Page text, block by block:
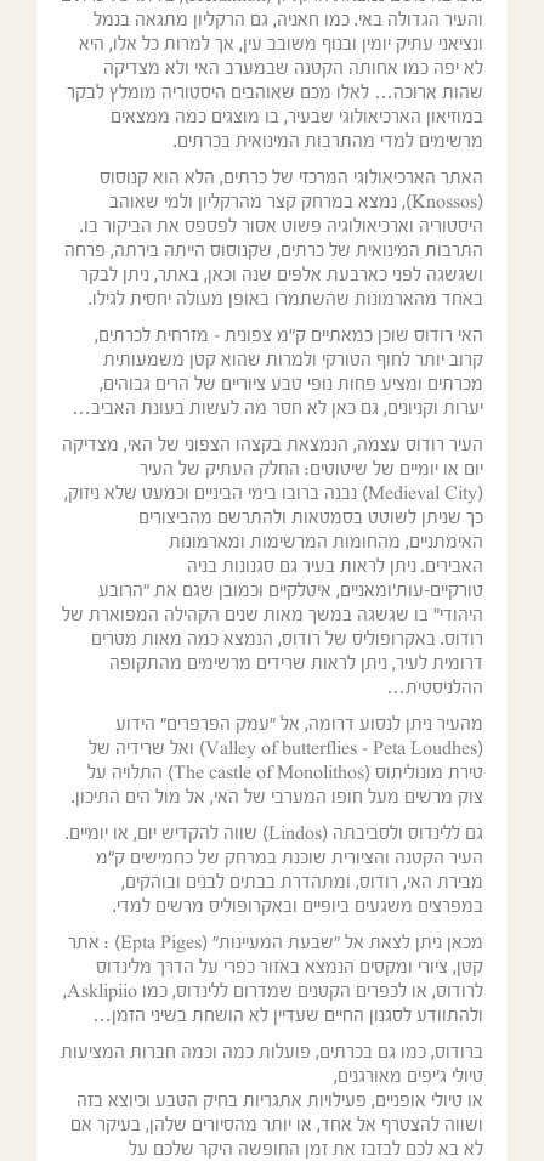
והעיר הגדולה באי. כמו חאניה, גם הרקליון מתגאה בנמל
ונציאני עתיק יומין ובנוף משובב עין, אך למרות כל אלו, היא
לא יפה כמו אחותה הקטנה שבמערב האי ולא מצדיקה
שהות ארוכה… לאלו מכם שאוהבים היסטוריה מומלץ לבקר
במוזיאון הארכיאולוגי שבעיר, בו מוצגים כמה ממצאים
מרשימים למדי מהתרבות המינואית בכרתים.
האתר הארכיאולוגי המרכזי של כרתים, הלא הוא קנוסוס
(Knossos), נמצא במרחק קצר מהרקליון ולמי שאוהב
היסטוריה וארכיאולוגיה פשוט אסור לפספס את הביקור בו.
התרבות המינואית של כרתים, שקנוסוס הייתה בירתה, פרחה
ושגשגה לפני כארבעת אלפים שנה וכאן, באתר, ניתן לבקר
באחד מהארמונות שהשתמרו באופן מעולה יחסית לגילו.
האי רודוס שוכן כמאתיים ק"מ צפונית – מזרחית לכרתים,
קרוב יותר לחוף הטורקי ולמרות שהוא קטן משמעותית
מכרתים ומציע פחות נופי טבע ציוריים של הרים גבוהים,
יערות וקניונים, גם כאן לא חסר מה לעשות בעונת האביב…
העיר רודוס עצמה, הנמצאת בקצהו הצפוני של האי, מצדיקה
יום או יומיים של שיטוטים: החלק העתיק של העיר
(Medieval City) נבנה ברובו בימי הביניים וכמעט שלא ניזוק,
כך שניתן לשוטט בסמטאות ולהתרשם מהביצורים
האימתניים, מהחומות המרשימות ומארמונות
האבירים. ניתן לראות בעיר גם סגנונות בניה
טורקיים-עות'ומאניים, איטלקיים וכמובן שגם את "הרובע
היהודי" בו שגשגה במשך מאות שנים הקהילה המפוארת של
רודוס. באקרופוליס של רודוס, הנמצא כמה מאות מטרים
דרומית לעיר, ניתן לראות שרידים מרשימים מהתקופה
ההלניסטית…
מהעיר ניתן לנסוע דרומה, אל "עמק הפרפרים" הידוע
(Valley of butterflies – Peta Loudhes) ואל שרידיה של
טירת מונוליתוס (The castle of Monolithos) התלויה על
צוק מרשים מעל חופו המערבי של האי, אל מול הים התיכון.
גם ללינדוס ולסביבתה (Lindos) שווה להקדיש יום, או יומיים.
העיר הקטנה והציורית שוכנת במרחק של כחמישים ק"מ
מבירת האי, רודוס, ומתהדרת בבתים לבנים ובוהקים,
במפרצים משגעים ביופיים ובאקרופוליס מרשים למדי.
מכאן ניתן לצאת אל "שבעת המעיינות" (Epta Piges) : אתר
קטן, ציורי ומקסים הנמצא באזור כפרי על הדרך מלינדוס
לרודוס, או לכפרים הקטנים שמדרום ללינדוס, כמו Asklipiio,
ולהתוודע לסגנון החיים שעדיין לא הושחת בשיני הזמן…
ברודוס, כמו גם בכרתים, פועלות כמה וכמה חברות המציעות
טיולי ג'יפים מאורגנים,
או טיולי אופניים, פעילויות אתגריות בחיק הטבע וכיוצא בזה
ושווה להצטרף אל אחד, או יותר מהסיורים שלהן, בעיקר אם
לא בא לכם לבזבז את זמן החופשה היקר שלכם על